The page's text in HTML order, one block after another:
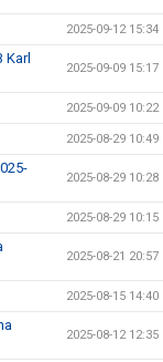
2025-09-12 15:34
Karl
2025-09-09 15:17
2025-09-09 10:22
2025-08-29 10:49
2025-08-29 10:28
2025-08-29 10:15
2025-08-21 20:57
2025-08-15 14:40
2025-08-12 12:35